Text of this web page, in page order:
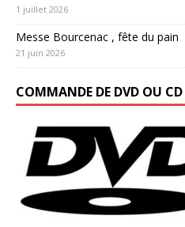
1 juillet 2026
Messe Bourcenac , fête du pain
21 juin 2026
COMMANDE DE DVD OU